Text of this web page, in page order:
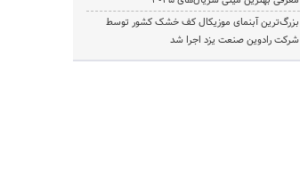
بزرگ‌ترین آبنمای موزیکال کف خشک کشور توسط
شرکت رادوین صنعت یزد اجرا شد